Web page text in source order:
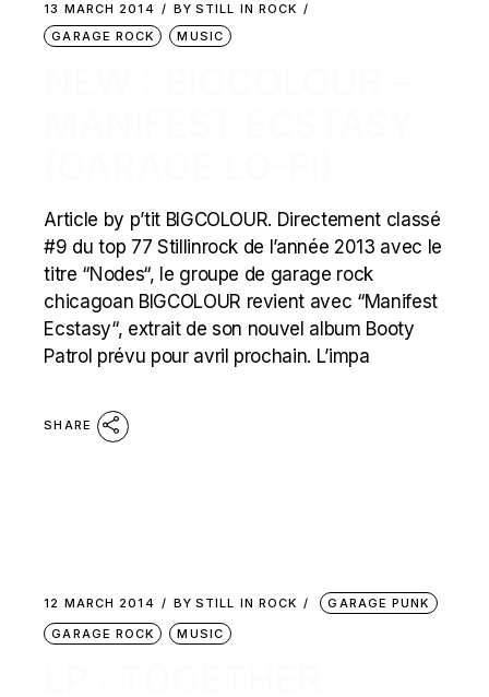
13 MARCH 2014 BY STILL IN ROCK
GARAGE ROCK
MUSIC
Article by p’tit BIGCOLOUR. Directement classé
#9 du top 77 Stillinrock de l’année 2013 avec le
titre “Nodes“, le groupe de garage rock
chicagoan BIGCOLOUR revient avec “Manifest
Ecstasy“, extrait de son nouvel album Booty
Patrol prévu pour avril prochain. L’impa
SHARE
12 MARCH 2014 BY STILL IN ROCK
GARAGE PUNK
GARAGE ROCK
MUSIC